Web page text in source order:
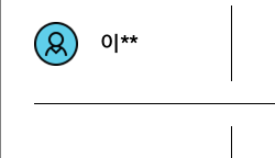
이**